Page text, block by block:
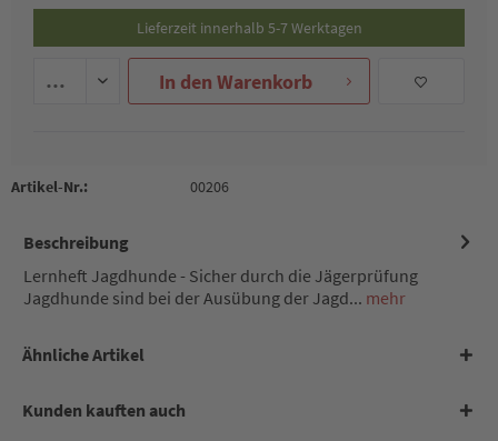
Lieferzeit innerhalb 5-7 Werktagen
In den Warenkorb
Artikel-Nr.: 00206
Beschreibung
Lernheft Jagdhunde - Sicher durch die Jägerprüfung
Jagdhunde sind bei der Ausübung der Jagd... mehr
Ähnliche Artikel
Kunden kauften auch